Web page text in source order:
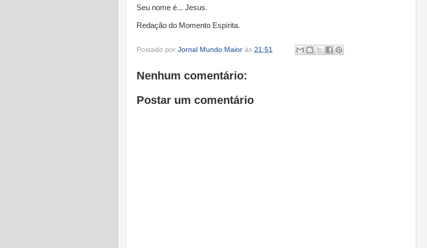
Seu nome é... Jesus.
Redação do Momento Espírita.
Postado por Jornal Mundo Maior às 21:51
Nenhum comentário:
Postar um comentário